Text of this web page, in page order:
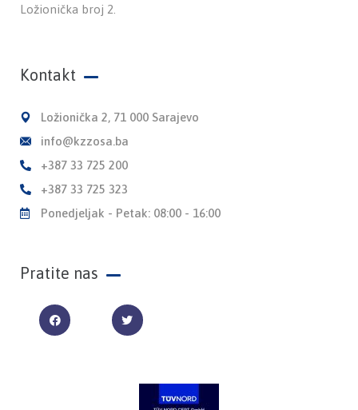
Ložionička broj 2.
Kontakt
Ložionička 2, 71 000 Sarajevo
info@kzzosa.ba
+387 33 725 200
+387 33 725 323
Ponedjeljak - Petak: 08:00 - 16:00
Pratite nas